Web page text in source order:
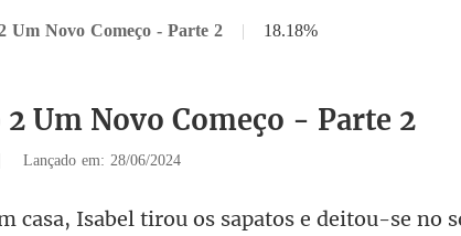
Um Novo Começo - Parte 2 | 18.18%
Um Novo Começo - Parte 2
Lançado em: 28/06/2024